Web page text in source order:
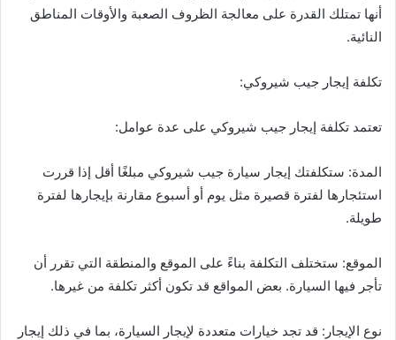
أنها تمتلك القدرة على معالجة الظروف الصعبة والأوقات المناطق
النائية.
تكلفة إيجار جيب شيروكي:
تعتمد تكلفة إيجار جيب شيروكي على عدة عوامل:
المدة: ستكلفتك إيجار سيارة جيب شيروكي مبلغًا أقل إذا قررت
استئجارها لفترة قصيرة مثل يوم أو أسبوع مقارنة بإيجارها لفترة
طويلة.
الموقع: ستختلف التكلفة بناءً على الموقع والمنطقة التي تقرر أن
تأجر فيها السيارة. بعض المواقع قد تكون أكثر تكلفة من غيرها.
نوع الإيجار: قد تجد خيارات متعددة لإيجار السيارة، بما في ذلك إيجار